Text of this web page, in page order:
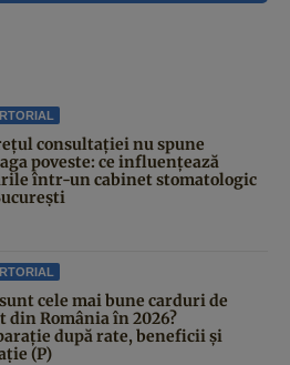
consultației nu spune
poveste: ce influențează
într-un cabinet stomatologic
cele mai bune carduri de
din România în 2026?
după rate, beneficii și
(P)